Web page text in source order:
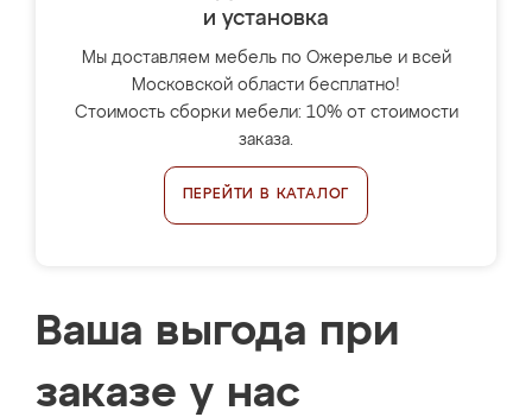
и установка
Мы доставляем мебель по Ожерелье и всей
Московской области бесплатно!
Стоимость сборки мебели: 10% от стоимости
заказа.
ПЕРЕЙТИ В КАТАЛОГ
Ваша выгода при
заказе у нас